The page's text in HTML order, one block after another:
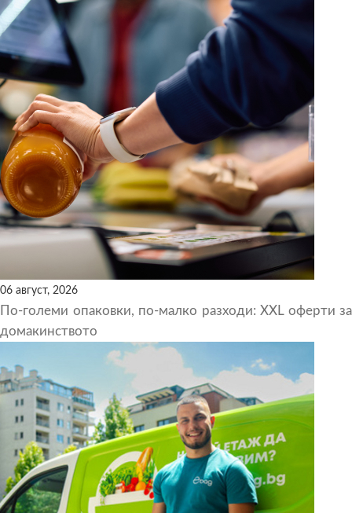
06 август, 2026
По-големи опаковки, по-малко разходи: XXL оферти за
домакинството